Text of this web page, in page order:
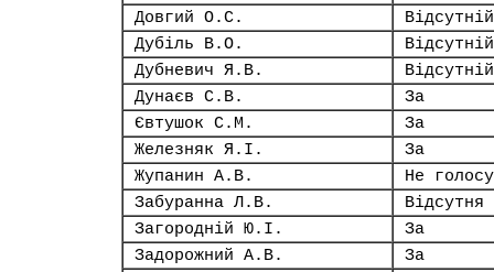
Довгий О.С.
Відсутній
Дубіль В.О.
Відсутній
Дубневич Я.В.
Відсутній
Дунаєв С.В.
За
Євтушок С.М.
За
Железняк Я.І.
За
Жупанин А.В.
Не
Забуранна Л.В.
Відсутня
Загородній Ю.І.
За
Задорожний А.В.
За